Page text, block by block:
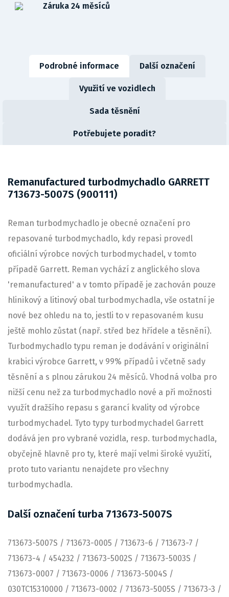
Záruka 24 měsíců
Podrobné informace Další označení
Využití ve vozidlech
Sada těsnění
Potřebujete poradit?
Remanufactured turbodmychadlo GARRETT
713673-5007S (900111)
Reman turbodmychadlo je obecné označení pro
repasované turbodmychadlo, kdy repasi provedl
oficiální výrobce nových turbodmychadel, v tomto
případě Garrett. Reman vychází z anglického slova
'remanufactured' a v tomto případě je zachován pouze
hlinikový a litinový obal turbodmychadla, vše ostatní je
nové bez ohledu na to, jestli to v repasovaném kusu
ještě mohlo zůstat (např. střed bez hřídele a těsnění).
Turbodmychadlo typu reman je dodávání v originální
krabici výrobce Garrett, v 99% případů i včetně sady
těsnění a s plnou zárukou 24 měsíců. Vhodná volba pro
nižší cenu než za turbodmychadlo nové a při možnosti
využít dražšího repasu s garancí kvality od výrobce
turbodmychadel. Tyto typy turbodmychadel Garrett
dodává jen pro vybrané vozidla, resp. turbodmychadla,
obyčejně hlavně pro ty, které mají velmi široké využití,
proto tuto variantu nenajdete pro všechny
turbodmychadla.
Další označení turba 713673-5007S
713673-5007S / 713673-0005 / 713673-6 / 713673-7 /
713673-4 / 454232 / 713673-5002S / 713673-5003S /
713673-0007 / 713673-0006 / 713673-5004S /
030TC15310000 / 713673-0002 / 713673-5005S / 713673-3 /